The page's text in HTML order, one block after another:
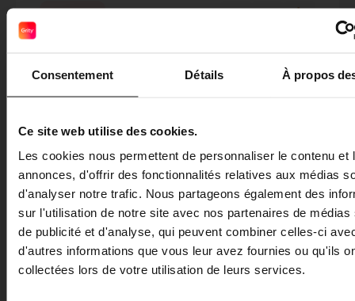
Consentement Détails À propos
Ce site web utilise des cookies.
Les cookies nous permettent de personnaliser le contenu et
annonces, d'offrir des fonctionnalités relatives aux médias
d'analyser notre trafic. Nous partageons également des
sur l'utilisation de notre site avec nos partenaires de médias
de publicité et d'analyse, qui peuvent combiner celles-ci
d'autres informations que vous leur avez fournies ou qu'ils
collectées lors de votre utilisation de leurs services.
faites revenir l’échalotte ciselée et le riz cru
dans l’huile d’olive pendant 1 à 2 minutes.
Étape 5
Ajoutez 300ml d’eau, le cube de bouillon de
légume et faites cuire environ 18 minutes.
Ajoutez un peu d’eau si nécessaire au cours
de la cuisson.